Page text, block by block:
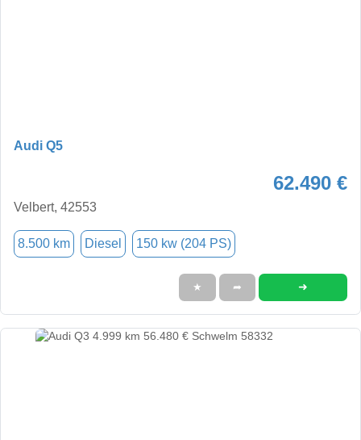
Audi Q5
62.490 €
Velbert, 42553
8.500 km Diesel 150 kw (204 PS)
★ ➦ ➜